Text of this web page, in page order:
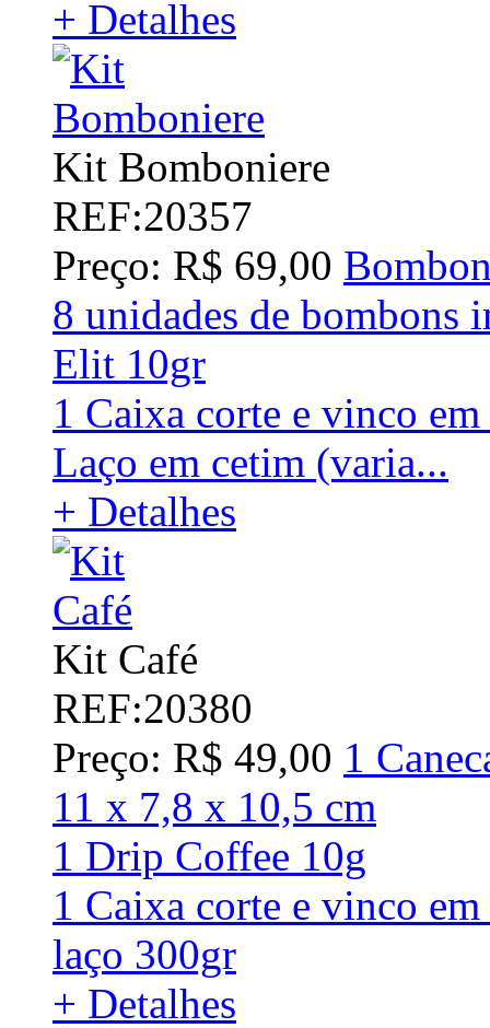
+ Detalhes
Kit Bomboniere
REF:20357
Preço: R$ 69,00
8 unidades de bombons
Elit 10gr
1 Caixa corte e vinco
Laço em cetim (varia...
+ Detalhes
Kit Café
REF:20380
Preço: R$ 49,00 1
11 x 7,8 x 10,5 cm
1 Drip Coffee 10g
1 Caixa corte e vinco
laço 300gr
+ Detalhes